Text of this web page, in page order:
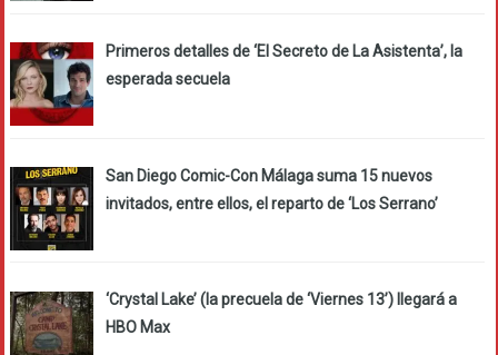
Primeros detalles de ‘El Secreto de La Asistenta’, la
esperada secuela
San Diego Comic-Con Málaga suma 15 nuevos
invitados, entre ellos, el reparto de ‘Los Serrano’
‘Crystal Lake’ (la precuela de ‘Viernes 13’) llegará a
HBO Max